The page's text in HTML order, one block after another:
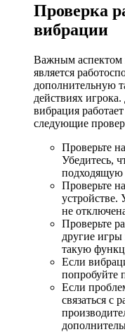
Проверка
вибрации
Важным аспектом
является
дополнительную
действиях
вибрация
следующие
Проверьте
Убедитесь,
подходящую
Проверьте
устройстве.
не
Проверьте
другие
такую
Если
попробуйте
Если
связаться с